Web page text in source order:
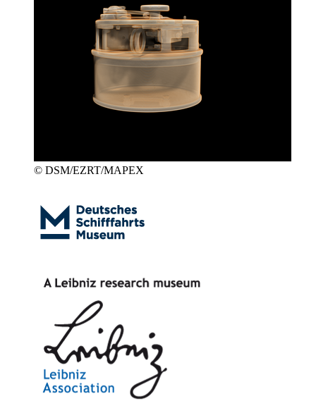
© DSM/EZRT/MAPEX